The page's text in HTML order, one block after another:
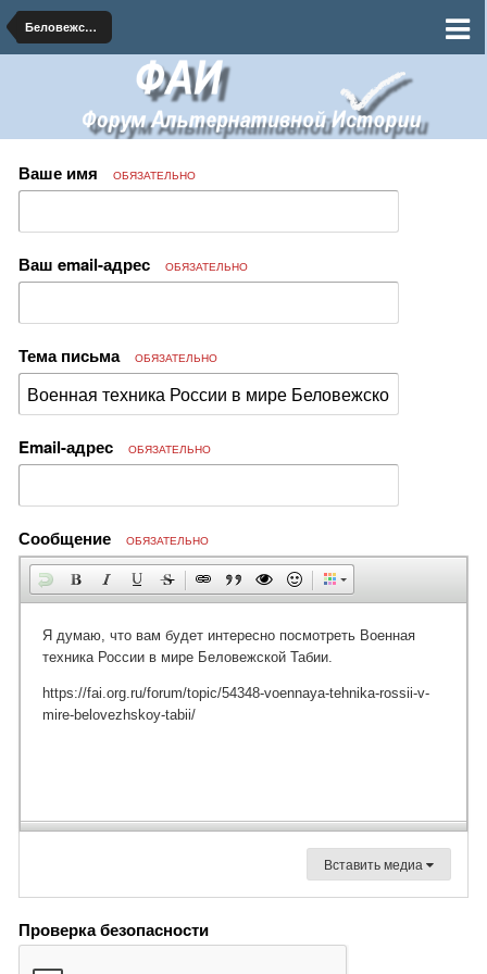
Беловежская табия
Ваше имя ОБЯЗАТЕЛЬНО
Ваш email-адрес ОБЯЗАТЕЛЬНО
Тема письма ОБЯЗАТЕЛЬНО
Email-адрес ОБЯЗАТЕЛЬНО
Сообщение ОБЯЗАТЕЛЬНО
Вставить медиа
Проверка безопасности